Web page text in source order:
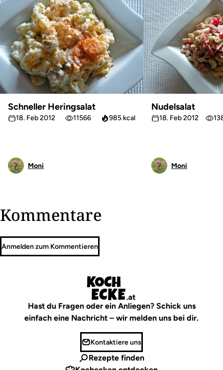
Schneller Heringsalat
18. Feb 2012 11566 985 kcal
Moni
Nudelsalat
18. Feb 2012
Moni
Kommentare
Anmelden zum Kommentieren
Hast du Fragen oder ein Anliegen? Schick uns
einfach eine Nachricht – wir melden uns bei dir.
Kontaktiere uns
Rezepte finden